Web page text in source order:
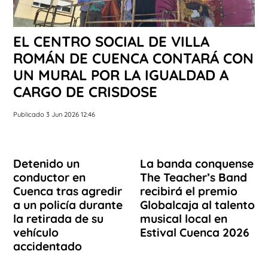
EL CENTRO SOCIAL DE VILLA
ROMÁN DE CUENCA CONTARÁ CON
UN MURAL POR LA IGUALDAD A
CARGO DE CRISDOSE
Publicado 3 Jun 2026 12:46
Detenido un
conductor en
Cuenca tras agredir
a un policía durante
la retirada de su
vehículo
accidentado
La banda conquense
The Teacher’s Band
recibirá el premio
Globalcaja al talento
musical local en
Estival Cuenca 2026